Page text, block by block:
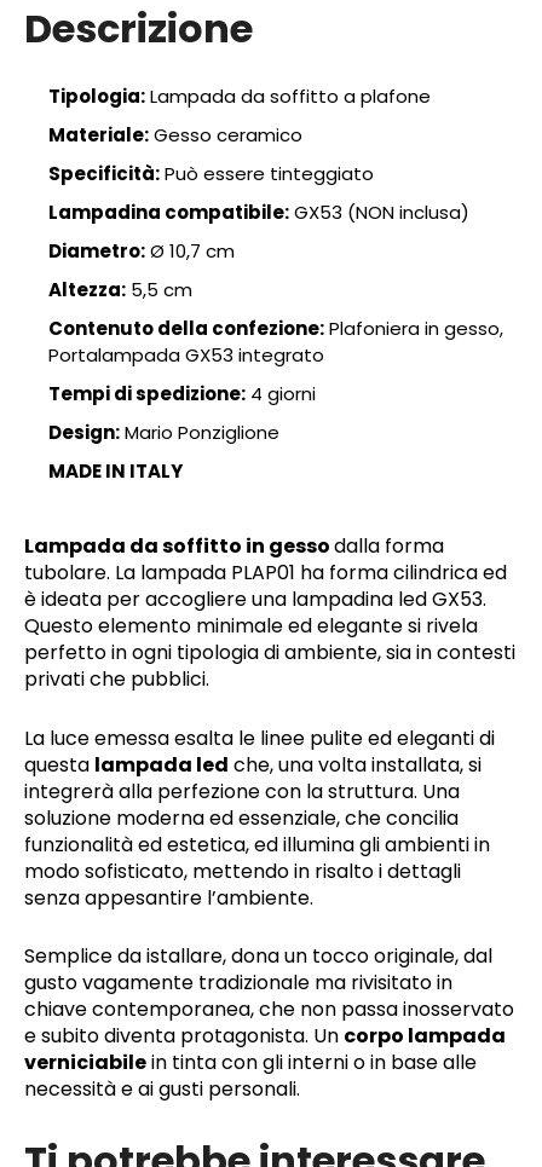
Descrizione
Tipologia:Lampada da soffitto a plafone
Materiale:Gesso ceramico
Specificità:Può essere tinteggiato
Lampadina compatibile:GX53 (NON inclusa)
Diametro:Ø 10,7 cm
Altezza: 5,5 cm
Contenuto della confezione:Plafoniera in gesso,
Portalampada GX53 integrato
Tempi di spedizione: 4 giorni
Design:Mario Ponziglione
MADE IN ITALY
Lampada da soffitto in gessodalla forma
tubolare. La lampada PLAP01 ha forma cilindrica ed
è ideata per accogliere una lampadina led GX53.
Questo elemento minimale ed elegante si rivela
perfetto in ogni tipologia di ambiente, sia in contesti
privati che pubblici.
La luce emessa esalta le linee pulite ed eleganti di
questa lampada led che, una volta installata, si
integrerà alla perfezione con la struttura. Una
soluzione moderna ed essenziale, che concilia
funzionalità ed estetica, ed illumina gli ambienti in
modo sofisticato, mettendo in risalto i dettagli
senza appesantire l’ambiente.
Semplice da istallare, dona un tocco originale, dal
gusto vagamente tradizionale ma rivisitato in
chiave contemporanea, che non passa inosservato
e subito diventa protagonista. Un corpo lampada
verniciabilein tinta con gli interni o in base alle
necessità e ai gusti personali.